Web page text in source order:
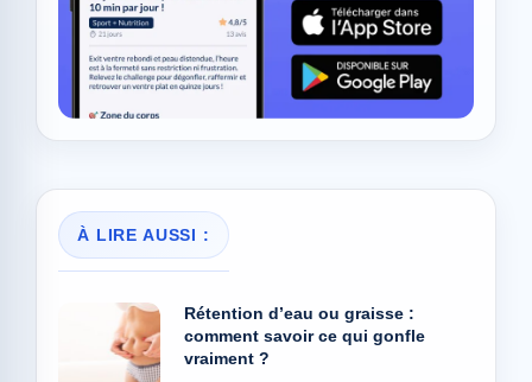
À LIRE AUSSI :
Rétention d’eau ou graisse :
comment savoir ce qui gonfle
vraiment ?